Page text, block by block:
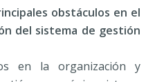
obstáculos en el
del sistema de gestión
en la organización y